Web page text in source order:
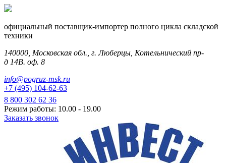
официальный поставщик-импортер полного цикла складской
техники
140000, Московская обл., г. Люберцы, Котельнический пр-
д 14В. оф. 8
info@pogruz-msk.ru
+7 (495) 104-62-63
8 800 302 62 36
Режим работы: 10.00 - 19.00
Заказать звонок